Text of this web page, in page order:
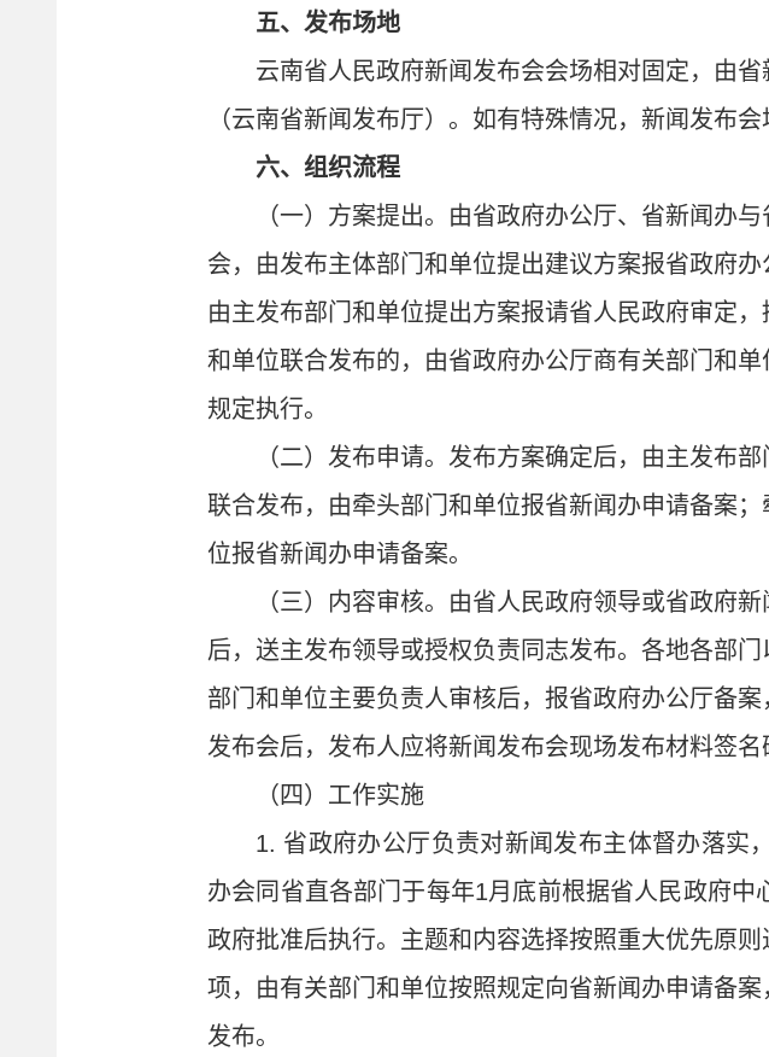
五、发布场地
云南省人民政府新闻发布会会场相对固定，由
（云南省新闻发布厅）。如有特殊情况，新闻发布
六、组织流程
（一）方案提出。由省政府办公厅、省新闻办
会，由发布主体部门和单位提出建议方案报省政府
由主发布部门和单位提出方案报请省人民政府审定
和单位联合发布的，由省政府办公厅商有关部门和
规定执行。
（二）发布申请。发布方案确定后，由主发布
联合发布，由牵头部门和单位报省新闻办申请备案
位报省新闻办申请备案。
（三）内容审核。由省人民政府领导或省政府
后，送主发布领导或授权负责同志发布。各地各部
部门和单位主要负责人审核后，报省政府办公厅备
发布会后，发布人应将新闻发布会现场发布材料签名
（四）工作实施
1. 省政府办公厅负责对新闻发布主体督办落实
办会同省直各部门于每年1月底前根据省人民政府
政府批准后执行。主题和内容选择按照重大优先原
项，由有关部门和单位按照规定向省新闻办申请备
发布。